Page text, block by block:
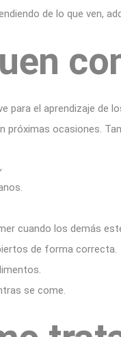
de lo que ven,
para el aprendizaje de
próximas ocasiones.
cuando los demás
de forma correcta.
se come.